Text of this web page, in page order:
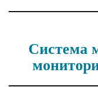
Система